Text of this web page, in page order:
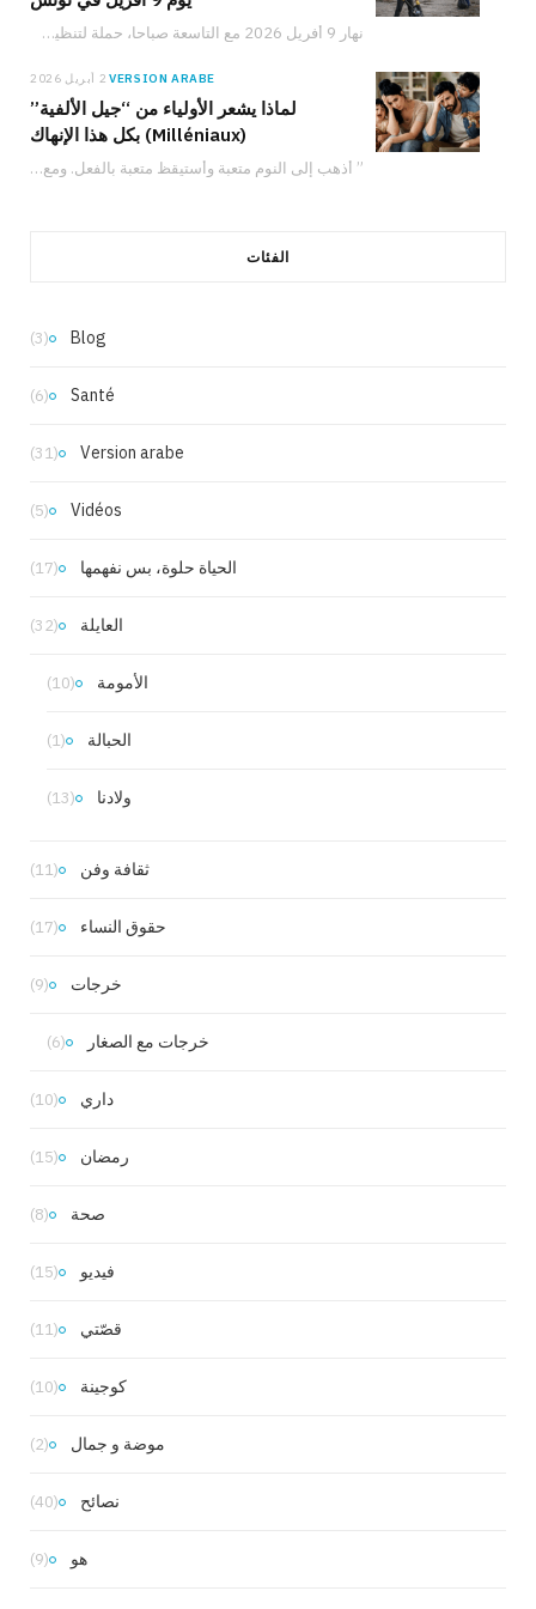
نهار 9 أفريل 2026 مع التاسعة صباحا، حملة لتنظيف الموقع الأثري بأوتيك تدعو المواطنين والعائلات والشباب للمشاركة في حماية التراث التونسي والعمل من أجل البيئة.
VERSION ARABE 2 أبريل 2026
لماذا يشعر الأولياء من “جيل الألفية”
(Milléniaux) بكل هذا الإنهاك
” أذهب إلى النوم متعبة وأستيقظ متعبة بالفعل. ومع ذلك، لدي شعور دائم بأنني لا…
الفئات
Blog
(3)
Santé
(6)
Version arabe
(31)
Vidéos
(5)
الحياة حلوة، بس نفهمها (17)
العايلة (32)
الأمومة (10)
الحبالة (1)
ولادنا (13)
ثقافة وفن (11)
حقوق النساء (17)
خرجات (9)
خرجات مع الصغار (6)
داري (10)
رمضان (15)
صحة (8)
فيديو (15)
قصّتي (11)
كوجينة (10)
موضة و جمال (2)
نصائح (40)
هو (9)